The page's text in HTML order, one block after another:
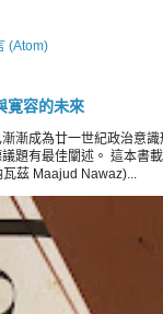
(Atom)
寛容的未來
漸成為廿一世紀政治意
題有最佳闡述。 這本書
瓦茲 Maajud Nawaz)...